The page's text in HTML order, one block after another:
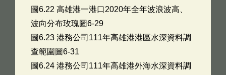
圖6.22 高雄港一港口2020年全年波浪波高、
波向分布玫瑰圖6-29
圖6.23 港務公司111年高雄港港區水深資料調
查範圍圖6-31
圖6.24 港務公司111年高雄港外海水深資料調